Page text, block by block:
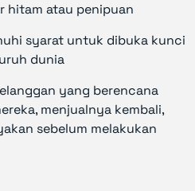
hitam atau penipuan
syarat untuk dibuka kunci
dunia
yang berencana
menjualnya kembali,
sebelum melakukan